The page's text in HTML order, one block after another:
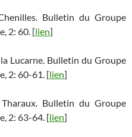
Bulletin du Groupe
2: 60. [lien]
Lucarne. Bulletin du Groupe
2: 60-61. [lien]
Bulletin du Groupe
2: 63-64. [lien]